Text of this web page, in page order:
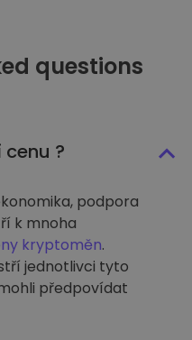
questions
?
podpora
k mnoha
kryptoměn.
jednotlivci tyto
předpovídat